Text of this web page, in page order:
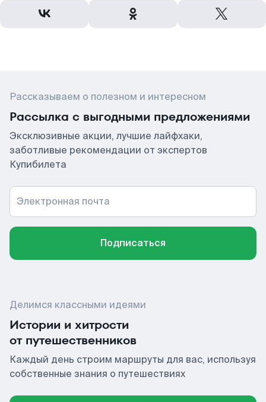
Рассказываем о полезном и интересном
Рассылка с выгодными предложениями
Эксклюзивные акции, лучшие лайфхаки,
заботливые рекомендации от экспертов
Купибилета
Электронная почта
Подписаться
Делимся классными идеями
Истории и хитрости
от путешественников
Каждый день строим маршруты для вас, используя
собственные знания о путешествиях